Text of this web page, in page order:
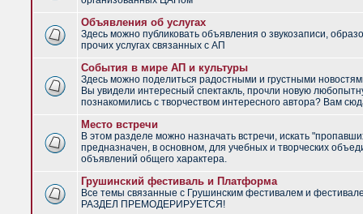
Объявления об услугах
Здесь можно публиковать объявления о звукозаписи,
прочих услугах связанных с АП
События в мире АП и культуры
Здесь можно поделиться радостными и грустными
Вы увидели интересный спектакль, прочли новую
познакомились с творчеством интересного автора? Вам
Место встречи
В этом разделе можно назначать встречи, искать
предназначен, в основном, для учебных и творческих
объявлений общего характера.
Грушинский фестиваль и Платформа
Все темы связанные с Грушинским фестивалем и
РАЗДЕЛ ПРЕМОДЕРИРУЕТСЯ!